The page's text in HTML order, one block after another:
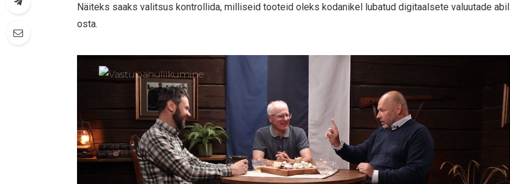
Näiteks saaks valitsus kontrollida, milliseid tooteid oleks kodanikel lubatud digitaalsete valuutade abil
osta.